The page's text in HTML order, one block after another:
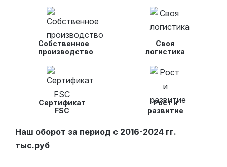
Собственное
производство
Своя
логистика
Сертификат
FSC
Рост и
развитие
Наш оборот за период с 2016-2024 гг.
тыс.руб